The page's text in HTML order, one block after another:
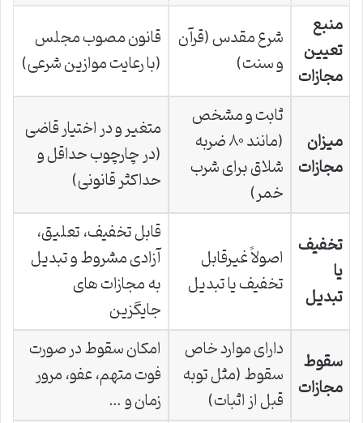
منبع
تعیین
مجازات
شرع مقدس (قرآن
و سنت)
قانون مصوب مجلس
(با رعایت موازین شرعی)
میزان
مجازات
ثابت و مشخص
(مانند ۸۰ ضربه
شلاق برای شرب
خمر)
متغیر و در اختیار قاضی
(در چارچوب حداقل و
حداکثر قانونی)
تخفیف
یا
تبدیل
اصولاً غیرقابل
تخفیف یا تبدیل
قابل تخفیف، تعلیق،
آزادی مشروط و تبدیل
به مجازات های
جایگزین
سقوط
مجازات
دارای موارد خاص
سقوط (مثل توبه
قبل از اثبات)
امکان سقوط در صورت
فوت متهم، عفو، مرور
زمان و …